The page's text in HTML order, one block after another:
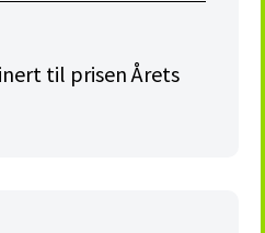
til prisen Årets